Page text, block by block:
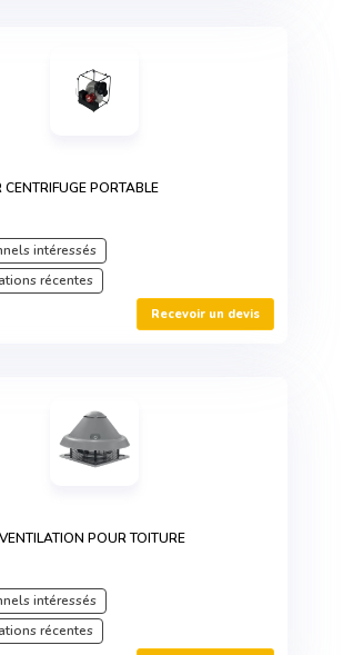
CENTRIFUGE PORTABLE
intéressés
récentes
Recevoir un devis
POUR TOITURE
intéressés
récentes